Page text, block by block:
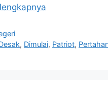
, Dimulai, Patriot,